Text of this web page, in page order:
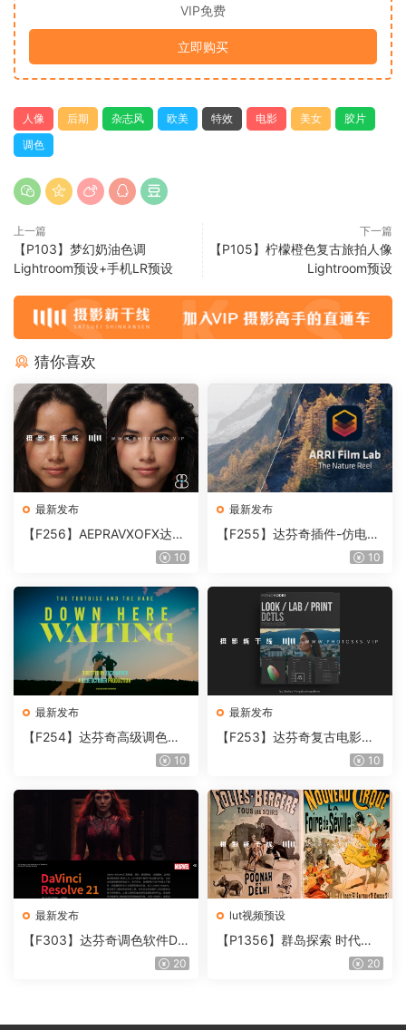
VIP免费
立即购买
人像 后期 杂志风 欧美 特效 电影 美女
胶片
调色
上一篇
【P103】梦幻奶油色调
Lightroom预设+手机LR预设
下一篇
【P105】柠檬橙色复古旅拍人像
Lightroom预设
猜你喜欢
最新发布
【F256】AEPRAVXOFX达芬
奇视频人像磨皮润肤美颜插件
10
最新发布
【F255】达芬奇插件-仿电影
胶片视频调色插件 ARRI Film
10
最新发布
【F254】达芬奇高级调色插
件 Contour V2.2.2 WinMac10
最新发布
【F253】达芬奇复古电影胶
片质感DCTL节点调色预设 M
T V4.0
10
最新发布
【F303】达芬奇调色软件Da
Vinci Resolve Studio21.0.320
lut视频预设
【P1356】群岛探索 时代马
戏团 – QUEST 60 调色预设A
20